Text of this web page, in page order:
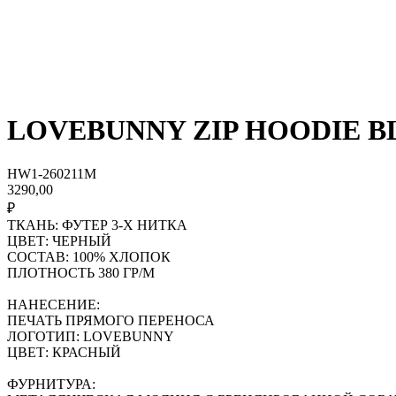
LOVEBUNNY ZIP HOODIE
HW1-260211M
3290,00
₽
ТКАНЬ: ФУТЕР 3-Х НИТКА
ЦВЕТ: ЧЕРНЫЙ
СОСТАВ: 100% ХЛОПОК
ПЛОТНОСТЬ 380 ГР/М
НАНЕСЕНИЕ:
ПЕЧАТЬ ПРЯМОГО ПЕРЕНОСА
ЛОГОТИП: LOVEBUNNY
ЦВЕТ: КРАСНЫЙ
ФУРНИТУРА: